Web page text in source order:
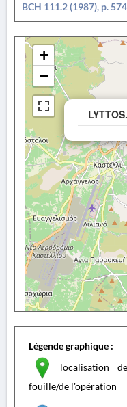
BCH 111.2 (1987), p.
+
−
Légende graphique :
localisation
fouille/de l'opération